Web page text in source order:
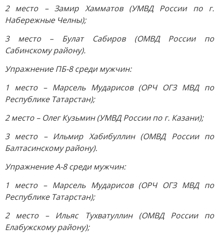
2 место – Замир Хамматов (УМВД России по г.
Набережные Челны);
3 место – Булат Сабиров (ОМВД России по
Сабинскому району).
Упражнение ПБ-8 среди мужчин:
1 место – Марсель Мударисов (ОРЧ ОГЗ МВД по
Республике Татарстан);
2 место – Олег Кузьмин (УМВД России по г. Казани);
3 место – Ильмир Хабибуллин (ОМВД России по
Балтасинскому району).
Упражнение А-8 среди мужчин:
1 место – Марсель Мударисов (ОРЧ ОГЗ МВД по
Республике Татарстан);
2 место – Ильяс Тухватуллин (ОМВД России по
Елабужскому району);